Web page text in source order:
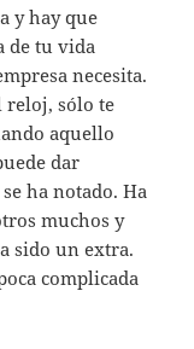
y hay que
de tu vida
necesita.
reloj, sólo te
aquello
dar
ha notado. Ha
muchos y
sido un extra.
complicada